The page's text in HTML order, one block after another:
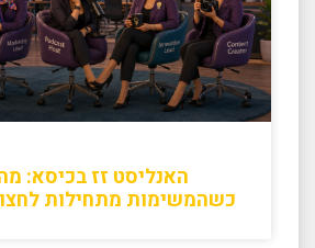
האנליסט זז בכיסא:
כשהמשימות מתחילות